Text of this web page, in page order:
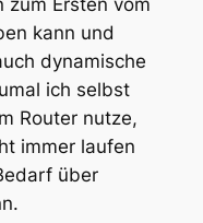
kann und
dynamische
ich selbst
Router nutze,
immer laufen
über